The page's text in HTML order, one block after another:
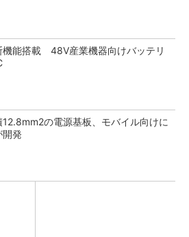
機能搭載 48V産業機器向けバッテリ
12.8mm2の電源基板、モバイル向けに
開発